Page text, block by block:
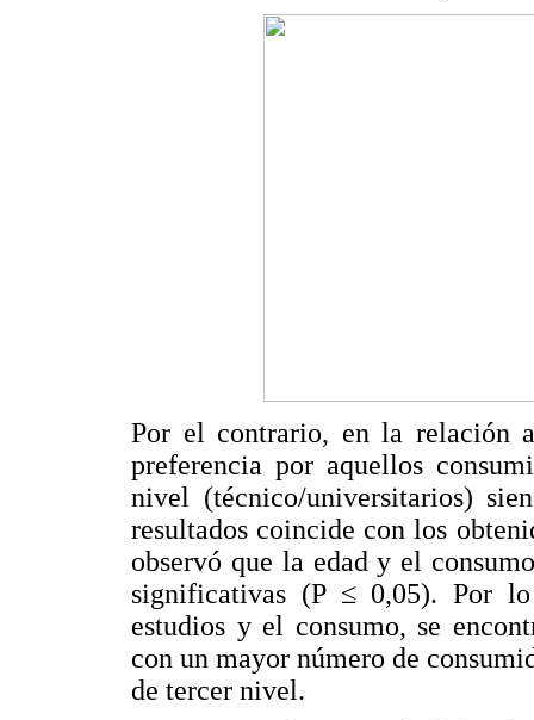
Por el contrario, en la relación
preferencia por aquellos
nivel (técnico/universitarios)
resultados coincide con los
observó que la edad y el
significativas (P ≤ 0,05). Por
estudios y el consumo, se
con un mayor número de
de tercer nivel.